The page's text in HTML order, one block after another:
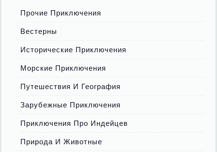
Прочие Приключения
Вестерны
Исторические Приключения
Морские Приключения
Путешествия И География
Зарубежные Приключения
Приключения Про Индейцев
Природа И Животные